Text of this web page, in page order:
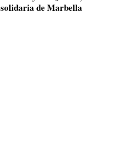
solidaria de Marbella